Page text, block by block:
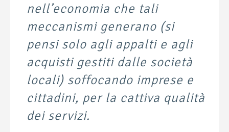
nell’economia che tali
meccanismi generano (si
pensi solo agli appalti e agli
acquisti gestiti dalle società
locali) soffocando imprese e
cittadini, per la cattiva qualità
dei servizi.